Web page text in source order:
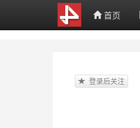
首页
登录后关注